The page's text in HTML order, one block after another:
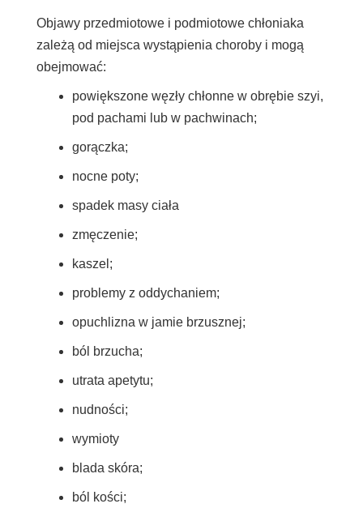
Objawy przedmiotowe i podmiotowe chłoniaka
zależą od miejsca wystąpienia choroby i mogą
obejmować:
powiększone węzły chłonne w obrębie szyi,
pod pachami lub w pachwinach;
gorączka;
nocne poty;
spadek masy ciała
zmęczenie;
kaszel;
problemy z oddychaniem;
opuchlizna w jamie brzusznej;
ból brzucha;
utrata apetytu;
nudności;
wymioty
blada skóra;
ból kości;